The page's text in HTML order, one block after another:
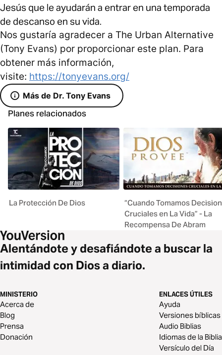
Jesús que le ayudarán a entrar en una temporada
de descanso en su vida.
Nos gustaría agradecer a The Urban Alternative
(Tony Evans) por proporcionar este plan. Para
obtener más información,
visite: https://tonyevans.org/
Más de Dr. Tony Evans
Planes relacionados
La Protección De Dios
“Cuando Tomamos
Cruciales en La Vida” - La
Recompensa De Abram
Alentándote y desafiándote a buscar la
intimidad con Dios a diario.
MINISTERIO
Acerca de
Blog
Prensa
Donación
ENLACES ÚTILES
Ayuda
Versiones bíblicas
Audio Biblias
Idiomas de la Biblia
Versículo del Día